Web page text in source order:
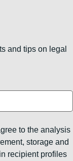
and tips on legal
to the analysis
storage and
recipient profiles